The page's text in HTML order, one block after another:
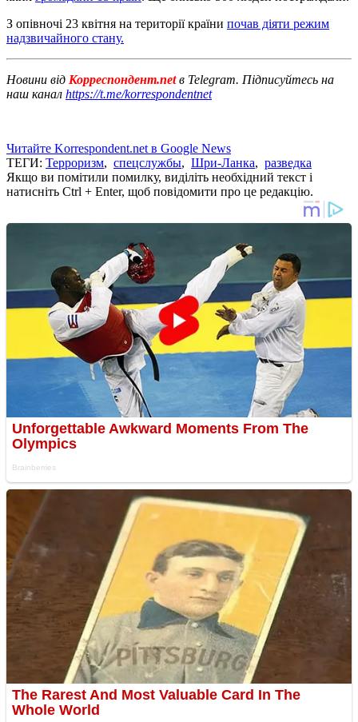
З опівночі 23 квітня на території країни почав діяти режим
надзвичайного стану.
Новини від Корреспондент.netв Telegram. Підписуйтесь на
наш канал https://t.me/korrespondentnet
Читайте Korrespondent.net в Google News
ТЕГИ: Терроризм, спецслужбы, Шри-Ланка, разведка
Якщо ви помітили помилку, виділіть необхідний текст і
натисніть Ctrl + Enter, щоб повідомити про це редакцію.